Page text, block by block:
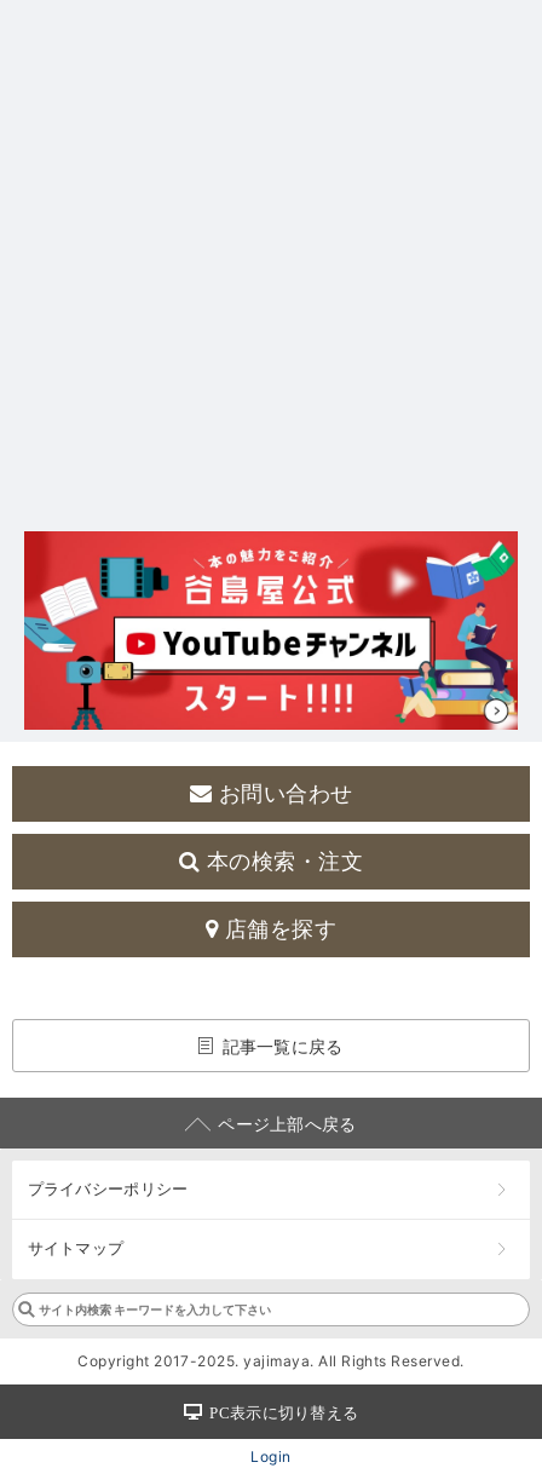
お問い合わせ
本の検索・注文
店舗を探す
記事一覧に戻る
ページ上部へ戻る
プライバシーポリシー
サイトマップ
Copyright 2017-2025. yajimaya. All Rights Reserved.
PC表示に切り替える
Login